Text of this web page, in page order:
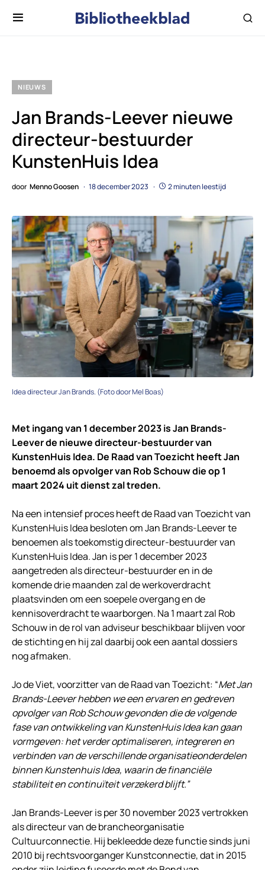
NIEUWS
Jan Brands-Leever nieuwe
directeur-bestuurder
KunstenHuis Idea
door Menno Goosen 18 december 2023 2 minuten leestijd
Idea directeur Jan Brands. (Foto door Mel Boas)
Met ingang van 1 december 2023 is Jan Brands-
Leever de nieuwe directeur-bestuurder van
KunstenHuis Idea. De Raad van Toezicht heeft Jan
benoemd als opvolger van Rob Schouw die op 1
maart 2024 uit dienst zal treden.
Na een intensief proces heeft de Raad van Toezicht van
KunstenHuis Idea besloten om Jan Brands-Leever te
benoemen als toekomstig directeur-bestuurder van
KunstenHuis Idea. Jan is per 1 december 2023
aangetreden als directeur-bestuurder en in de
komende drie maanden zal de werkoverdracht
plaatsvinden om een soepele overgang en de
kennisoverdracht te waarborgen. Na 1 maart zal Rob
Schouw in de rol van adviseur beschikbaar blijven voor
de stichting en hij zal daarbij ook een aantal dossiers
nog afmaken.
Jo de Viet, voorzitter van de Raad van Toezicht: “Met Jan
Brands-Leever hebben we een ervaren en gedreven
opvolger van Rob Schouw gevonden die de volgende
fase van ontwikkeling van KunstenHuis Idea kan gaan
vormgeven: het verder optimaliseren, integreren en
verbinden van de verschillende organisatieonderdelen
binnen Kunstenhuis Idea, waarin de financiële
stabiliteit en continuïteit verzekerd blijft.”
Jan Brands-Leever is per 30 november 2023 vertrokken
als directeur van de brancheorganisatie
Cultuurconnectie. Hij bekleedde deze functie sinds juni
2010 bij rechtsvoorganger Kunstconnectie, dat in 2015